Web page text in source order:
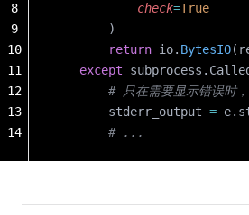
            check
=True
        )
        return
io. BytesIO
    except
# 只在需要显示错误时
        stderr_output
=
        # ...
8
9
10
11
12
13
14